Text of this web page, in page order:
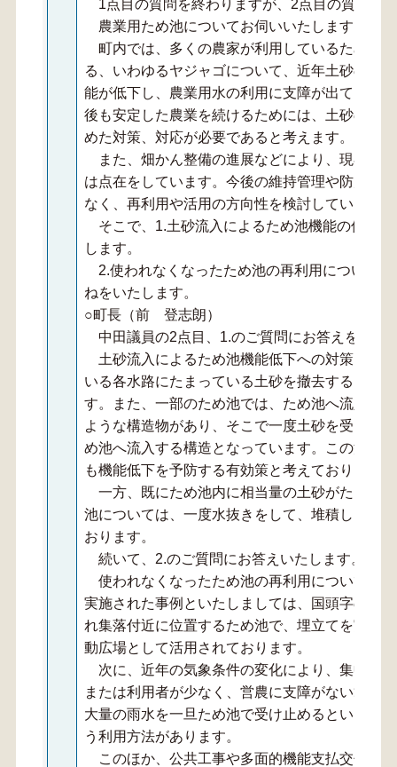
1点目の質問を終わりますが、2点目の質問に
農業用ため池についてお伺いいたします。
町内では、多くの農家が利用しているため池
る、いわゆるヤジャゴについて、近年土砂の流
能が低下し、農業用水の利用に支障が出ている
後も安定した農業を続けるためには、土砂の撤
めた対策、対応が必要であると考えます。
また、畑かん整備の進展などにより、現在は
は点在をしています。今後の維持管理や防災面
なく、再利用や活用の方向性を検討していく必
そこで、1.土砂流入によるため池機能の低下
します。
2.使われなくなったため池の再利用について
ねをいたします。
○町長（前 登志朗）
中田議員の2点目、1.のご質問にお答えをいた
土砂流入によるため池機能低下への対策とし
いる各水路にたまっている土砂を撤去すること
す。また、一部のため池では、ため池へ流入す
ような構造物があり、そこで一度土砂を受け止
め池へ流入する構造となっています。この沈砂
も機能低下を予防する有効策と考えております。
一方、既にため池内に相当量の土砂がたまり
池については、一度水抜きをして、堆積した土
おります。
続いて、2.のご質問にお答えいたします。
使われなくなったため池の再利用について幾
実施された事例といたしましては、国頭字の伊
れ集落付近に位置するため池で、埋立てを実施
動広場として活用されております。
次に、近年の気象条件の変化により、集中豪
または利用者が少なく、営農に支障がない範囲
大量の雨水を一旦ため池で受け止めるといった
う利用方法があります。
このほか、公共工事や多面的機能支払交付金